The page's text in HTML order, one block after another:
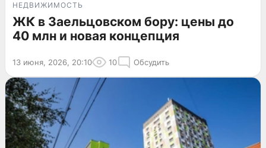
НЕДВИЖИМОСТЬ
ЖК в Заельцовском бору: цены до
40 млн и новая концепция
13 июня, 2026, 20:10 10 Обсудить